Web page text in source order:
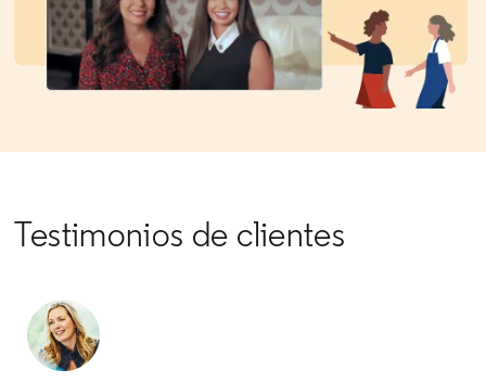
Testimonios de clientes